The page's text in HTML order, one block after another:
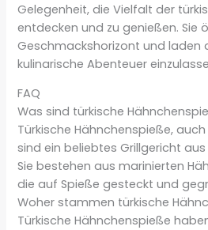
Gelegenheit, die Vielfalt der
entdecken und zu genießen. Sie
Geschmackshorizont und laden
kulinarische Abenteuer
FAQ
Was sind türkische
Türkische Hähnchenspieße,
sind ein beliebtes Grillgericht
Sie bestehen aus marinierten
die auf Spieße gesteckt und
Woher stammen türkische
Türkische Hähnchenspieße